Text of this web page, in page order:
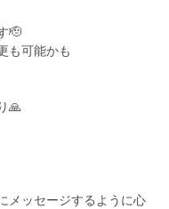
🫡
も可能かも
🙏
メッセージするように心